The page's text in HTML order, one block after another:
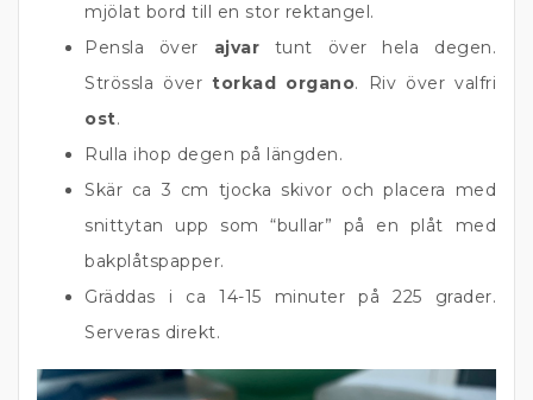
mjölat bord till en stor rektangel.
Pensla över ajvar tunt över hela degen.
Strössla över torkad organo. Riv över valfri
ost.
Rulla ihop degen på längden.
Skär ca 3 cm tjocka skivor och placera med
snittytan upp som “bullar” på en plåt med
bakplåtspapper.
Gräddas i ca 14-15 minuter på 225 grader.
Serveras direkt.